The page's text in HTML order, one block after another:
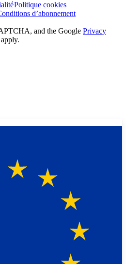
Politique cookies
d’abonnement
and the Google Privacy
apply.